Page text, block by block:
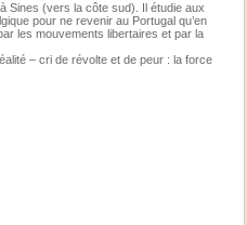
Sines (vers la côte sud). Il étudie aux
pour ne revenir au Portugal qu’en
les mouvements libertaires et par la
– cri de révolte et de peur : la force